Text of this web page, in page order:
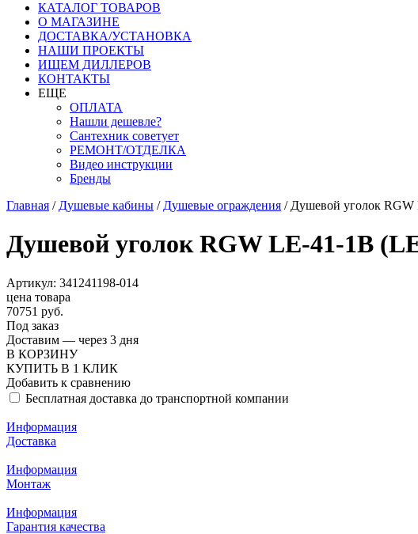
КАТАЛОГ ТОВАРОВ
О МАГАЗИНЕ
ДОСТАВКА/УСТАНОВКА
НАШИ ПРОЕКТЫ
ИЩЕМ ДИЛЛЕРОВ
КОНТАКТЫ
ЕЩЕ
ОПЛАТА
Нашли дешевле?
Сантехник советует
РЕМОНТ/ОТДЕЛКА
Видео инструкции
Бренды
Главная / Душевые кабины / Душевые ограждения / Душевой уголок
Душевой уголок RGW LE-41-1B
Артикул: 341241198-014
цена товара
70751 руб.
Под заказ
Доставим — через 3 дня
В КОРЗИНУ
КУПИТЬ В 1 КЛИК
Добавить к сравнению
Бесплатная доставка до транспортной компании
Информация
Доставка
Информация
Монтаж
Информация
Гарантия качества